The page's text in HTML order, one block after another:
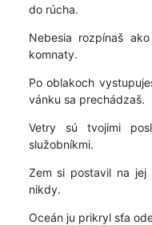
do rúcha.
Nebesia rozpínaš
komnaty.
Po oblakoch
vánku sa prechádzaš.
Vetry sú tvojimi
služobníkmi.
Zem si postavil na jej
nikdy.
Oceán ju prikryl sťa